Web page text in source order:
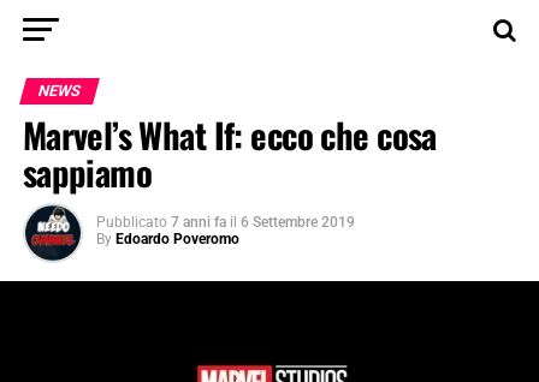
NEWS
Marvel’s What If: ecco che cosa
sappiamo
Pubblicato 7 anni fa il 6 Settembre 2019
By Edoardo Poveromo